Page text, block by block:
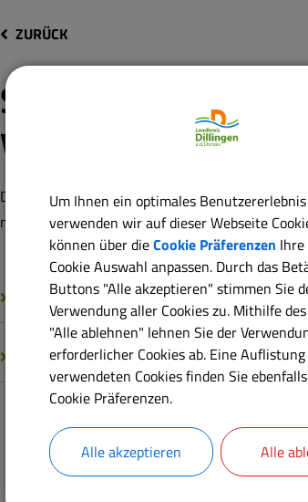
ZURÜCK
Straßenverkehr;
Verkehrsplanung
Die Kreisverwaltungsbehörden wirken bei der
mit.
Langbeschreibung
Verantwortliche Behörde
Um Ihnen ein optimales
verwenden wir auf dieser Webseite
können über dieCookie Präferenzen
Cookie Auswahl anpassen. Durch das
Buttons "Alle akzeptieren" stimmen Sie
Verwendung aller Cookies zu. Mithilfe
"Alle ablehnen" lehnen Sie der
erforderlicher Cookies ab. Eine
verwendeten Cookies finden Sie
Cookie Präferenzen.
Alle akzeptieren Alle